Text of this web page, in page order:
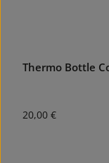
Thermo Bottle
Regulärer Preis:
20,00 €